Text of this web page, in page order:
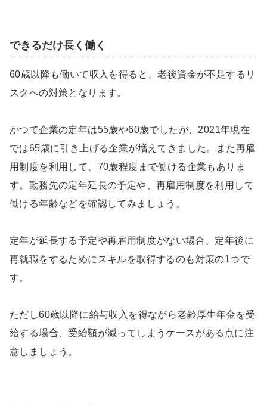
できるだけ長く働く
60歳以降も働いて収入を得ると、老後資金が不足するリ
スクへの対策となります。
かつて企業の定年は55歳や60歳でしたが、2021年現在
では65歳に引き上げる企業が増えてきました。また再雇
用制度を利用して、70歳程度まで働ける企業もありま
す。勤務先の定年延長の予定や、再雇用制度を利用して
働ける年齢などを確認してみましょう。
定年が延長する予定や再雇用制度がない場合、定年後に
再就職をするためにスキルを取得するのも対策の1つで
す。
ただし60歳以降に給与収入を得ながら老齢厚生年金を受
給する場合、受給額が減ってしまうケースがある点に注
意しましょう。